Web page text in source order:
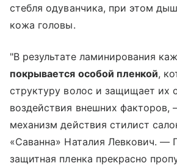
стебля одуванчика, при этом
кожа головы.
"В результате ламинирования
покрывается особой пленкой,
структуру волос и защищает их
воздействия внешних факторов,
механизм действия стилист
«Саванна» Наталия Левкович. —
защитная пленка прекрасно